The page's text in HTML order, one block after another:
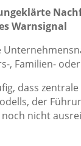
Warnsignal
, Familien-
dass
der
nicht